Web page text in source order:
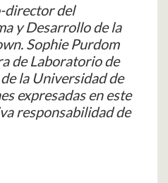
director del
y Desarrollo de la
Sophie Purdom
de Laboratorio de
la Universidad de
expresadas en este
responsabilidad de